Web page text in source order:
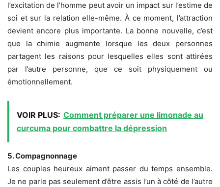
l’excitation de l’homme peut avoir un impact sur l’estime de
soi et sur la relation elle-même. À ce moment, l’attraction
devient encore plus importante. La bonne nouvelle, c’est
que la chimie augmente lorsque les deux personnes
partagent les raisons pour lesquelles elles sont attirées
par l’autre personne, que ce soit physiquement ou
émotionnellement.
VOIR PLUS: Comment préparer une limonade au
curcuma pour combattre la dépression
5. Compagnonnage
Les couples heureux aiment passer du temps ensemble.
Je ne parle pas seulement d’être assis l’un à côté de l’autre